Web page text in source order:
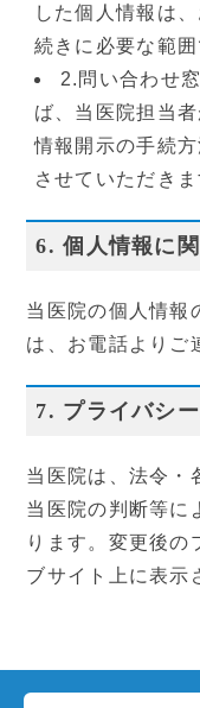
した個人情報は
続きに必要な範囲
2.問い合わせ
ば、当医院担当
情報開示の手続
させていただきま
6. 個人情報に
当医院の個人情報
は、お電話よりご
7. プライバシ
当医院は、法令・
当医院の判断等に
ります。変更後の
ブサイト上に表示
採用情報